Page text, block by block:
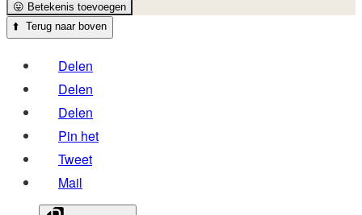
😛 Betekenis toevoegen
⬆️ Terug naar boven
Delen
Delen
Delen
Pin het
Tweet
Mail